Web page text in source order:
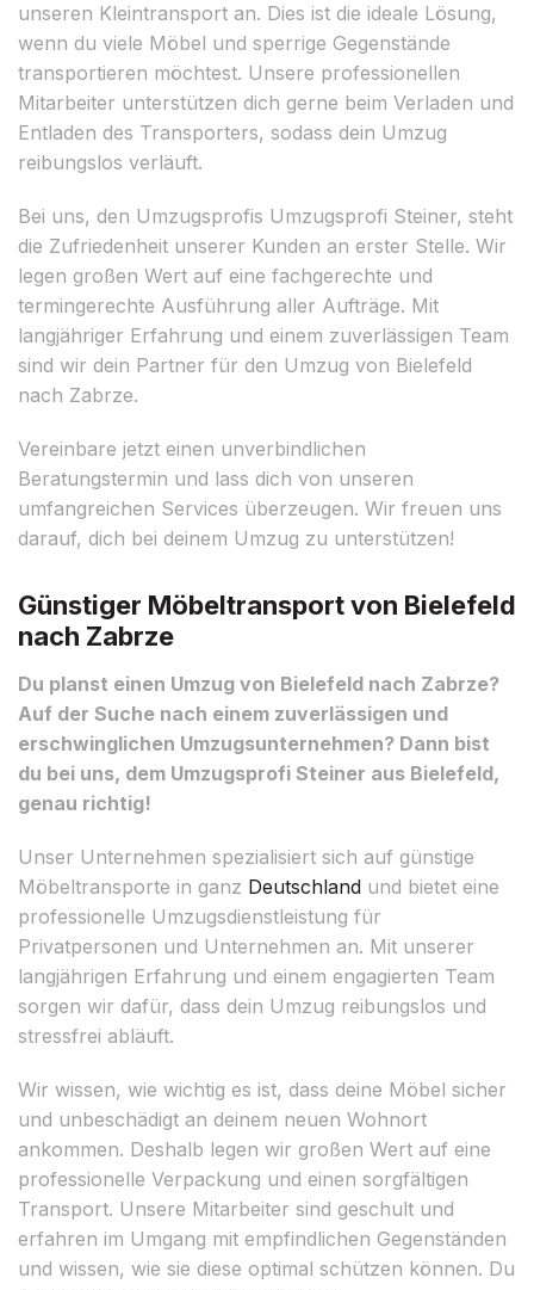
unseren Kleintransport an. Dies ist die ideale Lösung,
wenn du viele Möbel und sperrige Gegenstände
transportieren möchtest. Unsere professionellen
Mitarbeiter unterstützen dich gerne beim Verladen und
Entladen des Transporters, sodass dein Umzug
reibungslos verläuft.
Bei uns, den Umzugsprofis Umzugsprofi Steiner, steht
die Zufriedenheit unserer Kunden an erster Stelle. Wir
legen großen Wert auf eine fachgerechte und
termingerechte Ausführung aller Aufträge. Mit
langjähriger Erfahrung und einem zuverlässigen Team
sind wir dein Partner für den Umzug von Bielefeld
nach Zabrze.
Vereinbare jetzt einen unverbindlichen
Beratungstermin und lass dich von unseren
umfangreichen Services überzeugen. Wir freuen uns
darauf, dich bei deinem Umzug zu unterstützen!
Günstiger Möbeltransport von Bielefeld
nach Zabrze
Du planst einen Umzug von Bielefeld nach Zabrze?
Auf der Suche nach einem zuverlässigen und
erschwinglichen Umzugsunternehmen? Dann bist
du bei uns, dem Umzugsprofi Steiner aus Bielefeld,
genau richtig!
Unser Unternehmen spezialisiert sich auf günstige
Möbeltransporte in ganz Deutschland und bietet eine
professionelle Umzugsdienstleistung für
Privatpersonen und Unternehmen an. Mit unserer
langjährigen Erfahrung und einem engagierten Team
sorgen wir dafür, dass dein Umzug reibungslos und
stressfrei abläuft.
Wir wissen, wie wichtig es ist, dass deine Möbel sicher
und unbeschädigt an deinem neuen Wohnort
ankommen. Deshalb legen wir großen Wert auf eine
professionelle Verpackung und einen sorgfältigen
Transport. Unsere Mitarbeiter sind geschult und
erfahren im Umgang mit empfindlichen Gegenständen
und wissen, wie sie diese optimal schützen können. Du